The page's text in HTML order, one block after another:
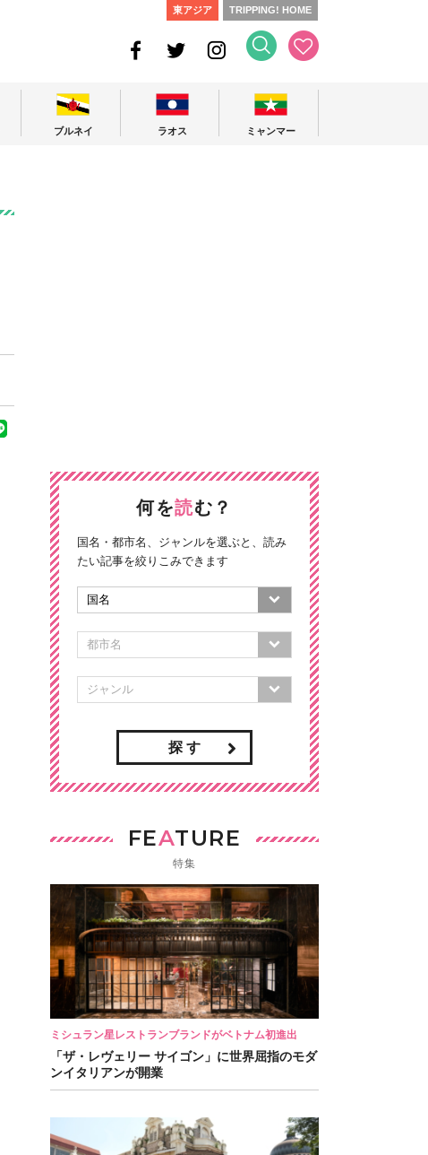
東アジア TRIPPING! HOME
ブルネイ ラオス ミャンマー
何を読む？
国名・都市名、ジャンルを選ぶと、読み
たい記事を絞りこみできます
探 す
FEATURE
特集
ミシュラン星レストランブランドがベトナム初進出
「ザ・レヴェリー サイゴン」に世界屈指のモダ
ンイタリアンが開業